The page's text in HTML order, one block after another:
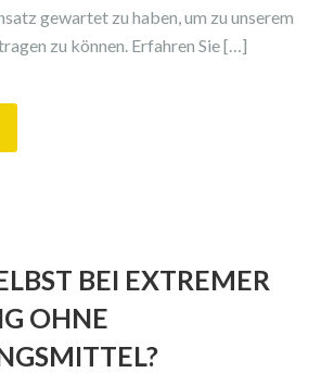
gewartet zu haben, um zu unserem
zu können. Erfahren Sie […]
BEI EXTREMER
OHNE